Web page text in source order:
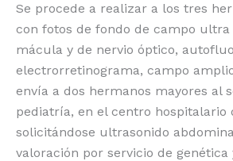
Se procede a realizar a los tres
con fotos de fondo de campo ultra
mácula y de nervio óptico,
electrorretinograma, campo
envía a dos hermanos mayores al
pediatría, en el centro hospitalario
solicitándose ultrasonido
valoración por servicio de genética